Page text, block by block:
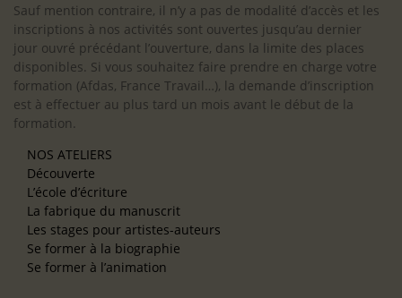
Sauf mention contraire, il n’y a pas de modalité d’accès et les
inscriptions à nos activités sont ouvertes jusqu’au dernier
jour ouvré précédant l’ouverture, dans la limite des places
disponibles. Si vous souhaitez faire prendre en charge votre
formation (Afdas, France Travail…), la demande d’inscription
est à effectuer au plus tard un mois avant le début de la
formation.
NOS ATELIERS
Découverte
L’école d’écriture
La fabrique du manuscrit
Les stages pour artistes-auteurs
Se former à la biographie
Se former à l’animation